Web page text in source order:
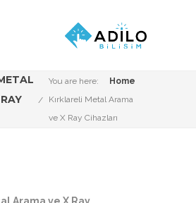
You are here:
Home
Kırklareli Metal Arama
ve X Ray Cihazları